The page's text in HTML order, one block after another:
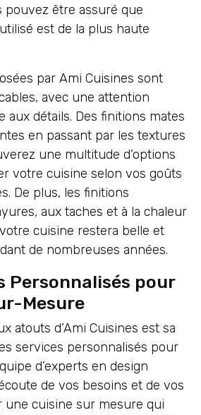
pouvez être assuré que
est de la plus haute
par Ami Cuisines sont
avec une attention
aux détails. Des finitions mates
en passant par les textures
une multitude d’options
votre cuisine selon vos goûts
De plus, les finitions
aux taches et à la chaleur
cuisine restera belle et
de nombreuses années.
Personnalisés pour
Mesure
atouts d’Ami Cuisines est sa
services personnalisés pour
d’experts en design
de vos besoins et de vos
une cuisine sur mesure qui